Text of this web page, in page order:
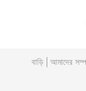
বাড়ি আমাদের